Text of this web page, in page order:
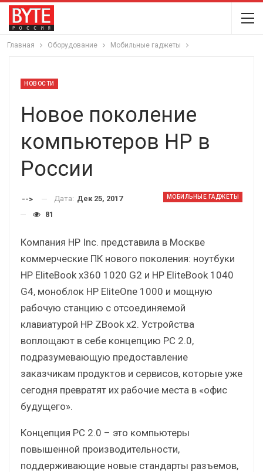
Главная Оборудование Мобильные гаджеты
НОВОСТИ
Новое поколение
компьютеров HP в
России
МОБИЛЬНЫЕ ГАДЖЕТЫ
--> Дата: Дек 25, 2017
81
Компания HP Inc. представила в Москве
коммерческие ПК нового поколения: ноутбуки
HP EliteBook x360 1020 G2 и HP EliteBook 1040
G4, моноблок HP EliteOne 1000 и мощную
рабочую станцию с отсоединяемой
клавиатурой HP ZBook x2. Устройства
воплощают в себе концепцию PC 2.0,
подразумевающую предоставление
заказчикам продуктов и сервисов, которые уже
сегодня превратят их рабочие места в «офис
будущего».
Концепция PC 2.0 – это компьютеры
повышенной производительности,
поддерживающие новые стандарты разъемов,